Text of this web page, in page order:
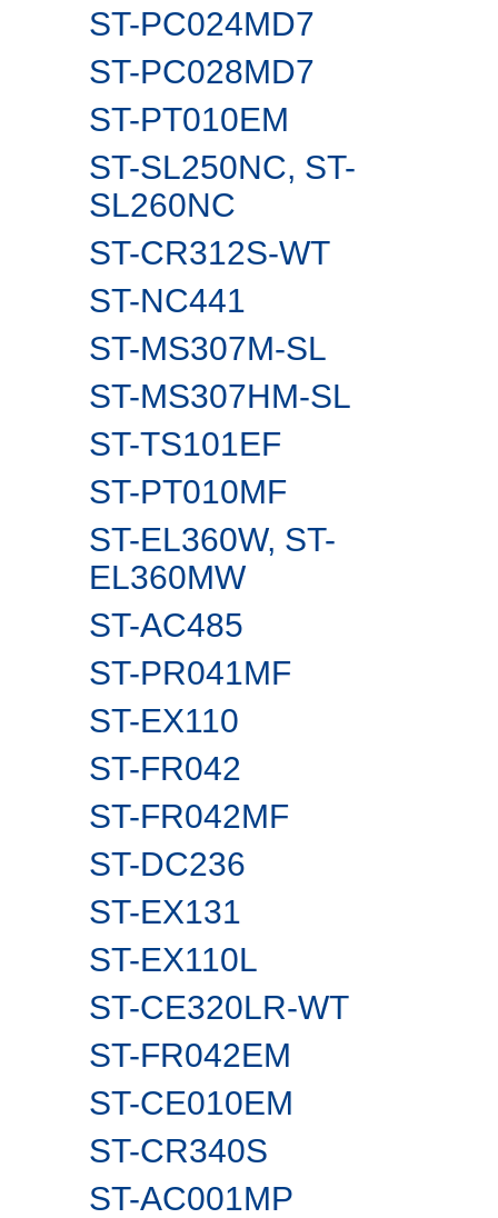
ST-PC024MD7
ST-PC028MD7
ST-PT010EM
ST-SL250NC, ST-
SL260NС
ST-CR312S-WT
ST-NC441
ST-MS307M-SL
ST-MS307HM-SL
ST-TS101EF
ST-PT010MF
ST-EL360W, ST-
EL360MW
ST-AC485
ST-PR041MF
ST-EX110
ST-FR042
ST-FR042MF
ST-DC236
ST-EX131
ST-EX110L
ST-CE320LR-WT
ST-FR042EM
ST-CE010EM
ST-CR340S
ST-AC001MP